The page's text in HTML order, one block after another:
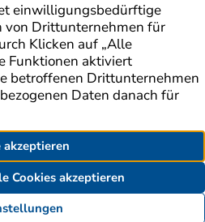
Ratgeber
Impressum
Datenschutz
AGB